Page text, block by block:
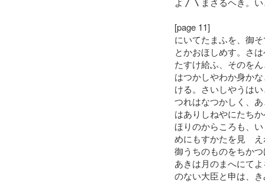
[page 11]
にいてたまふを、御
とかおほしめす。さ
たすけ給ふ、そのを
はつかしやわか身か
ける。さいしやうは
つれはなつかしく、
はありしねやにたち
ほりのからころも、
めにもすかたを見ゝ
御うちのものをちか
あきは月のまへにて
のない大臣と申は、